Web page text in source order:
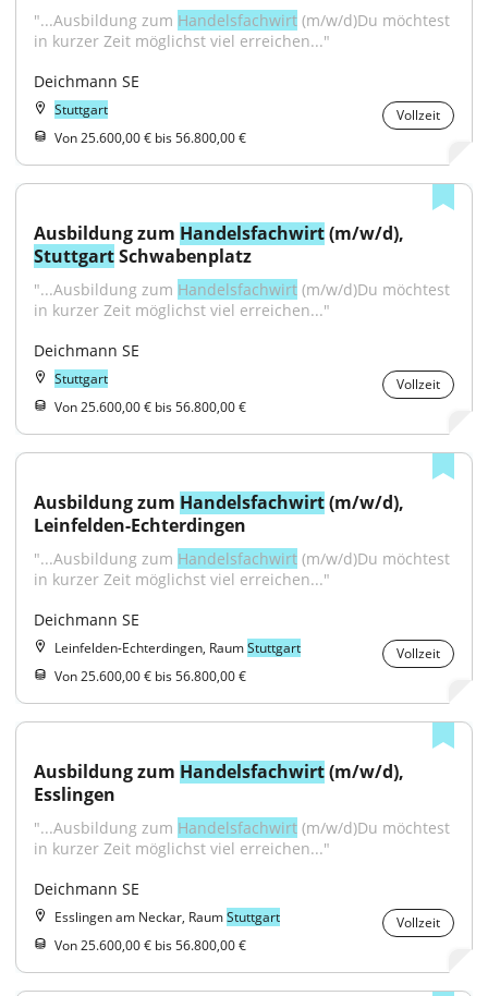
"...Ausbildung zum Handelsfachwirt (m/w/d)Du möchtest
in kurzer Zeit möglichst viel erreichen..."
Deichmann SE
Stuttgart
Vollzeit
Von 25.600,00 € bis 56.800,00 €
Ausbildung zum Handelsfachwirt
Stuttgart Schwabenplatz
"...Ausbildung zum Handelsfachwirt (m/w/d)Du möchtest
in kurzer Zeit möglichst viel erreichen..."
Deichmann SE
Stuttgart
Vollzeit
Von 25.600,00 € bis 56.800,00 €
Ausbildung zum Handelsfachwirt (m/w/d),
Leinfelden-Echterdingen
"...Ausbildung zum Handelsfachwirt (m/w/d)Du möchtest
in kurzer Zeit möglichst viel erreichen..."
Deichmann SE
Leinfelden-Echterdingen, RaumStuttgart
Vollzeit
Von 25.600,00 € bis 56.800,00 €
Ausbildung zum Handelsfachwirt (m/w/d),
Esslingen
"...Ausbildung zum Handelsfachwirt (m/w/d)Du möchtest
in kurzer Zeit möglichst viel erreichen..."
Deichmann SE
Esslingen am Neckar, RaumStuttgart
Vollzeit
Von 25.600,00 € bis 56.800,00 €